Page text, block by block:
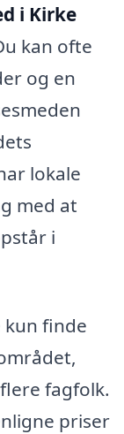
i Kirke
kan ofte
og en
lokale
med at
i
kun finde
fagfolk.
priser